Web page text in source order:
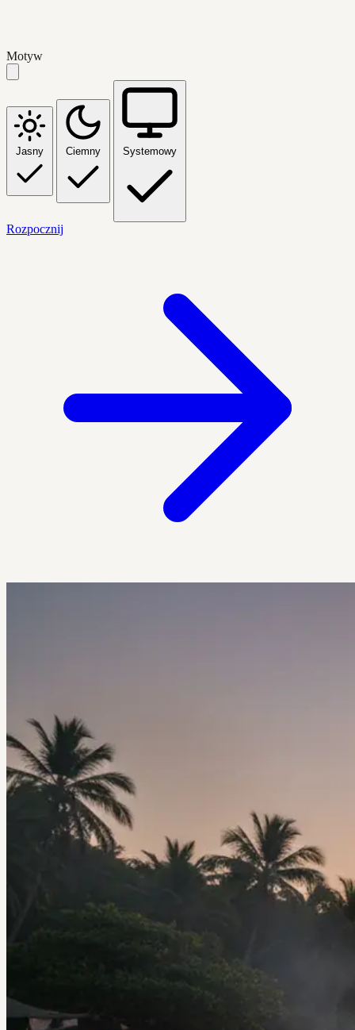
Motyw
Jasny Ciemny Systemowy
Rozpocznij